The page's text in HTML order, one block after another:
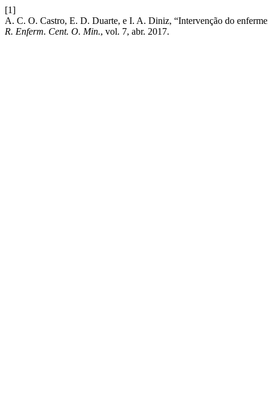
[1]
A. C. O. Castro, E. D. Duarte, e I. A. Diniz, “Intervenção do
R. Enferm. Cent. O. Min., vol. 7, abr. 2017.